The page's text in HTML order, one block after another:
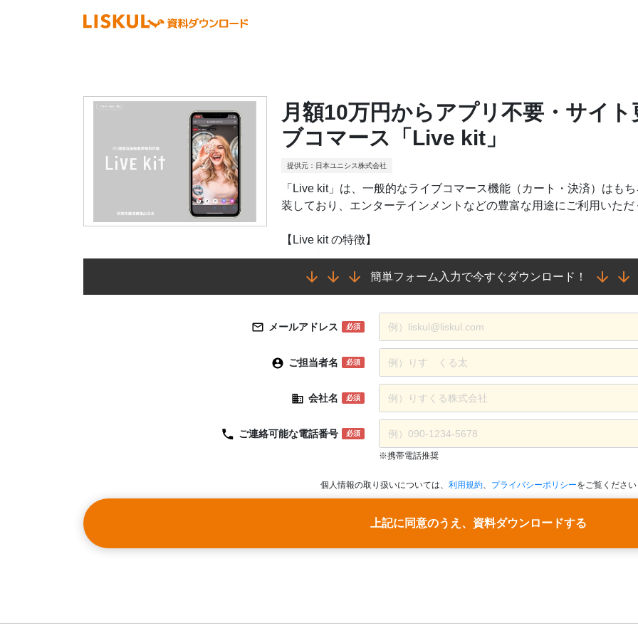
月額10万円からアプリ不要・サイ
ブコマース「Live kit」
提供元：日本ユニシス株式会社
「Live kit」は、一般的なライブコマース機能（カート・決済）はも
装しており、エンターテインメントなどの豊富な用途にご利用いた
【Live kit の特徴】
・月額費用は10万円～
・サイト埋め込み型ではなく、専用ページを設けるため、Webサイ
・ライブ分析機能あり、Google タグマネージャ設定可能
ライブ視聴から商品購入まで同一画面上で完結するため、視聴者の
簡単フォーム入力で今すぐダウンロード！
メールアドレス 必須
ご担当者名 必須
会社名 必須
ご連絡可能な電話番号 必須
※携帯電話推奨
個人情報の取り扱いについては、 利用規約、 プライバシーポリシーをご覧ください
上記に同意のうえ、資料ダウンロードする